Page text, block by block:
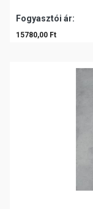
Fogyasztói ár:
15780,00 Ft